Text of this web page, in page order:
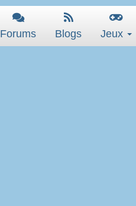
Forums Blogs Jeux